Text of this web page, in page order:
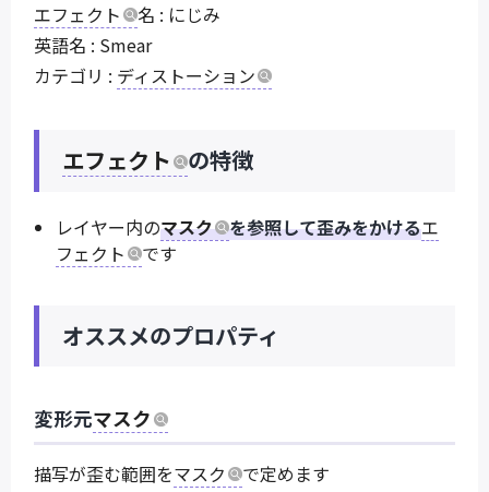
エフェクト
名 : にじみ
英語名 : Smear
カテゴリ : ディストーション
エフェクト の特徴
レイヤー内のマスク を参照して歪みをかけるエ
フェクト
です
オススメのプロパティ
変形元マスク
描写が歪む範囲をマスク で定めます